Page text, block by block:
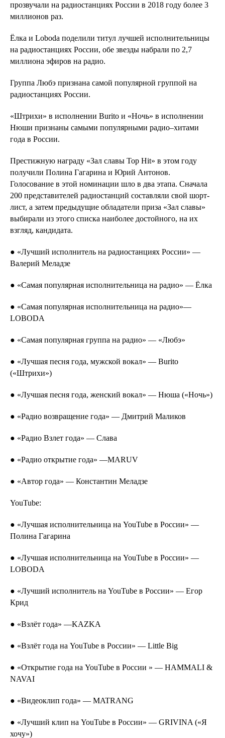
прозвучали на радиостанциях России в 2018 году более 3
миллионов раз.
Ёлка и Loboda поделили титул лучшей исполнительницы
на радиостанциях России, обе звезды набрали по 2,7
миллиона эфиров на радио.
Группа Любэ признана самой популярной группой на
радиостанциях России.
«Штрихи» в исполнении Burito и «Ночь» в исполнении
Нюши признаны самыми популярными радио–хитами
года в России.
Престижную награду «Зал славы Top Hit» в этом году
получили Полина Гагарина и Юрий Антонов.
Голосование в этой номинации шло в два этапа. Сначала
200 представителей радиостанций составляли свой шорт-
лист, а затем предыдущие обладатели приза «Зал славы»
выбирали из этого списка наиболее достойного, на их
взгляд, кандидата.
● «Лучший исполнитель на радиостанциях России» —
Валерий Меладзе
● «Самая популярная исполнительница на радио» — Ёлка
● «Самая популярная исполнительница на радио»—
LOBODA
● «Самая популярная группа на радио» — «Любэ»
● «Лучшая песня года, мужской вокал» — Burito
(«Штрихи»)
● «Лучшая песня года, женский вокал» — Нюша («Ночь»)
● «Радио возвращение года» — Дмитрий Маликов
● «Радио Взлет года» — Слава
● «Радио открытие года» —MARUV
● «Автор года» — Константин Меладзе
YouTube:
● «Лучшая исполнительница на YouTube в России» —
Полина Гагарина
● «Лучшая исполнительница на YouTube в России» —
LOBODA
● «Лучший исполнитель на YouTube в России» — Егор
Крид
● «Взлёт года» —KAZKA
● «Взлёт года на YouTube в России» — Little Big
● «Открытие года на YouTube в России » — HAMMALI &
NAVAI
● «Видеоклип годa» — MATRANG
● «Лучший клип на YouTube в России» — GRIVINA («Я
хочу»)